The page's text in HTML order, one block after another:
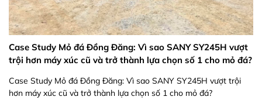
Case Study Mỏ đá Đồng Đăng: Vì sao SANY SY245H vượt
trội hơn máy xúc cũ và trở thành lựa chọn số 1 cho mỏ đá?
Case Study Mỏ đá Đồng Đăng: Vì sao SANY SY245H vượt trội
hơn máy xúc cũ và trở thành lựa chọn số 1 cho mỏ đá?